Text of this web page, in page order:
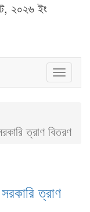
২০২৬ ইং
ত্রাণ বিতরণ
ত্রাণ